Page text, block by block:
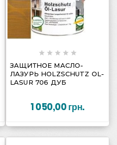
  
    
ЗАЩИТНОЕ МАСЛО-
ЛАЗУРЬ HOLZSCHUTZ OL-
LASUR 706 ДУБ
1 050,00 грн.